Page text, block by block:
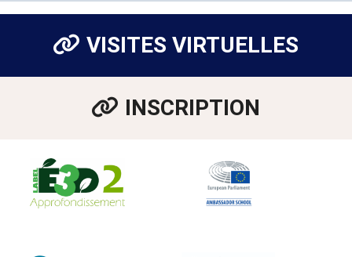
VISITES VIRTUELLES
INSCRIPTION